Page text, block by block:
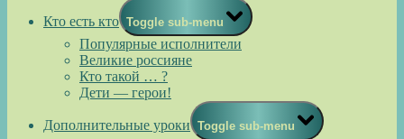
Кто есть кто Toggle sub-menu
Популярные исполнители
Великие россияне
Кто такой … ?
Дети — герои!
Дополнительные уроки Toggle sub-menu